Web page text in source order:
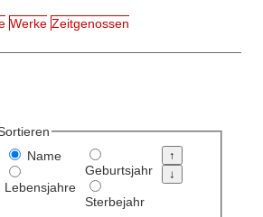
Werke Zeitgenossen
Name
Lebensjahre
Geburtsjahr
Sterbejahr